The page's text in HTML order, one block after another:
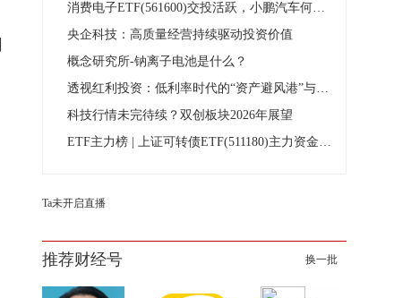
消费电子ETF(561600)交投活跃，小鹏汽车何小鹏：2026年全自动驾驶会真正到来
央企科技：高质量经营持续驱动投资价值
概念研究所-钠离子电池是什么？
透视红利投资：低利率时代的“资产避风港”与配置价值
科技行情未完待续？双创板块2026年展望
ETF主力榜 | 上证可转债ETF(511180)主力资金净流入5002.82万元，居全市场第一梯队-20251231
Ta未开启直播
推荐财经号 换一批